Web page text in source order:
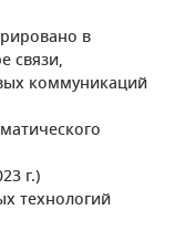
в
связи,
коммуникаций
г.)
технологий